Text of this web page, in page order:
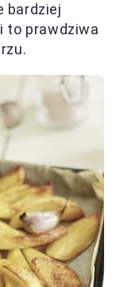
bardziej
to prawdziwa